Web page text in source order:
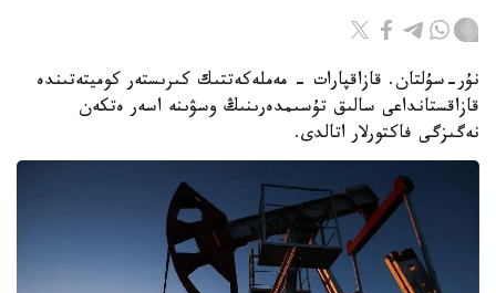
نۇر-سۇلتان. قازاقپارات - مەملەكەتتىك كىرىستەر كوميتەتىندە
قازاقستانداعى سالىق تۇسىمدەرىنىڭ وسۋىنە اسەر ەتكەن
نەگىزگى فاكتورلار اتالدى.